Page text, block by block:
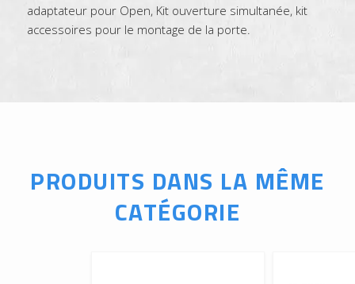
adaptateur pour Open, Kit ouverture simultanée, kit
accessoires pour le montage de la porte.
PRODUITS DANS LA MÊME
CATÉGORIE